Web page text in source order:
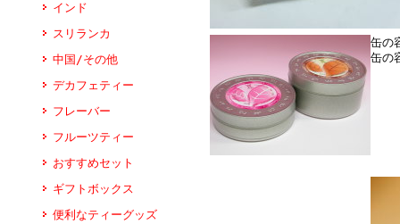
インド
スリランカ
中国/その他
デカフェティー
フレーバー
フルーツティー
おすすめセット
ギフトボックス
便利なティーグッズ
缶の
缶の